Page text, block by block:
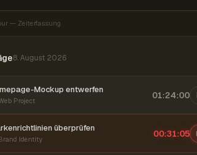
— Zeiterfassung
8. August 2026
Mockup entwerfen
Project
01:24:00
überprüfen
Identity
00:31:06